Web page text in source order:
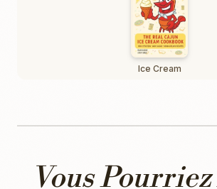
Ice Cream
Vous